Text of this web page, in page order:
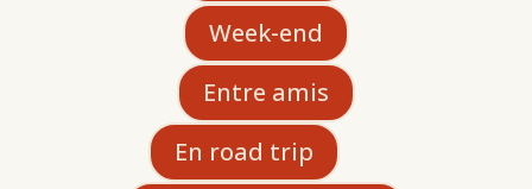
Week-end
Entre amis
En road trip